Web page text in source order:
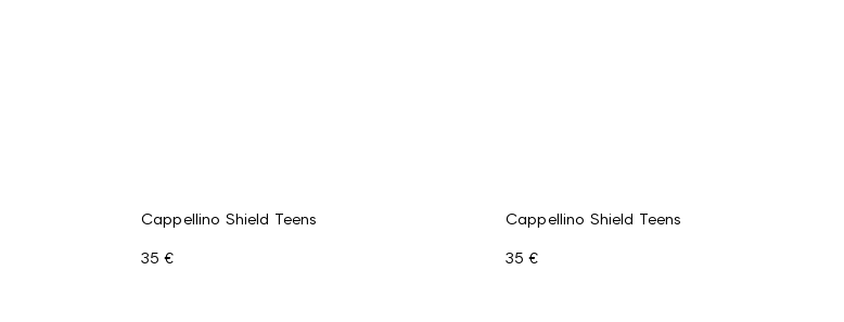
Cappellino Shield Teens
35 €
Cappellino Shield Teens
35 €